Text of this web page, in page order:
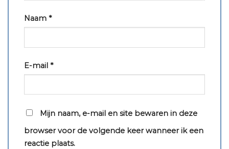
Naam *
E-mail *
Mijn naam, e-mail en site bewaren in deze
browser voor de volgende keer wanneer ik een
reactie plaats.